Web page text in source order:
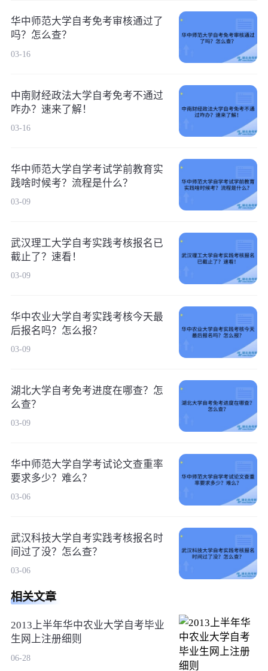
华中师范大学自考免考审核通过了
吗？怎么查？
03-16
中南财经政法大学自考免考不通过
咋办？速来了解！
03-16
华中师范大学自学考试学前教育实
践啥时候考？流程是什么？
03-09
武汉理工大学自考实践考核报名已
截止了？速看！
03-09
华中农业大学自考实践考核今天最
后报名吗？怎么报？
03-09
湖北大学自考免考进度在哪查？怎
么查？
03-09
华中师范大学自学考试论文查重率
要求多少？难么？
03-06
武汉科技大学自考实践考核报名时
间过了没？怎么查？
03-06
相关文章
2013上半年华中农业大学自考毕业
生网上注册细则
06-28